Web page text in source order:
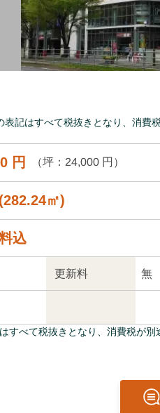
記はすべて税抜きとなり、消費
円 （坪：24,000 円）
(282.24㎡)
込
更新料 無
すべて税抜きとなり、消費税が別